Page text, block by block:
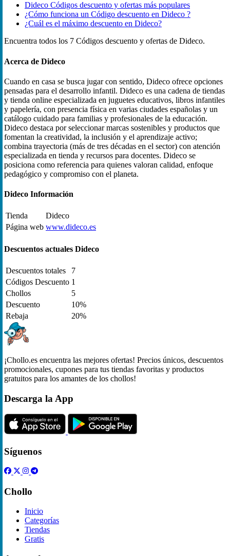
Dideco Códigos descuento y ofertas más populares
¿Cómo funciona un Código descuento en Dideco ?
¿Cuál es el máximo descuento en Dideco?
Encuentra todos los 7 Códigos descuento y ofertas de Dideco.
Acerca de Dideco
Cuando en casa se busca jugar con sentido, Dideco ofrece opciones
pensadas para el desarrollo infantil. Dideco es una cadena de tiendas
y tienda online especializada en juguetes educativos, libros infantiles
y papelería, con presencia física en varias ciudades españolas y un
catálogo cuidado para familias y profesionales de la educación.
Dideco destaca por seleccionar marcas sostenibles y productos que
fomentan la creatividad, la inclusión y el aprendizaje activo;
combina trayectoria (más de tres décadas en el sector) con atención
especializada en tienda y recursos para docentes. Dideco se
posiciona como referencia para quienes valoran calidad, enfoque
pedagógico y compromiso con el planeta.
Dideco Información
Tienda
Dideco
Página web www.dideco.es
Descuentos actuales Dideco
Descuentos totales
7
Códigos Descuento 1
Chollos
5
Descuento
10%
Rebaja
20%
¡Chollo.es encuentra las mejores ofertas! Precios únicos, descuentos
promocionales, cupones para tus tiendas favoritas y productos
gratuitos para los amantes de los chollos!
Descarga la App
Síguenos
Chollo
Inicio
Categorías
Tiendas
Gratis